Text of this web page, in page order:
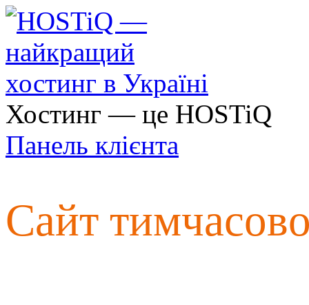
Хостинг — це HOSTiQ
Панель клієнта
Сайт